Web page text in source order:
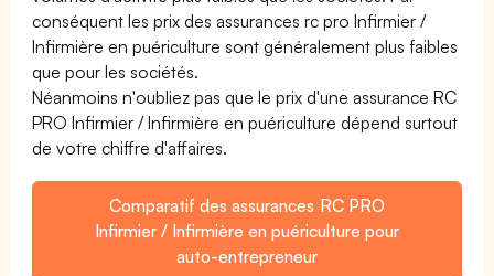
conséquent les prix des assurances rc pro Infirmier /
Infirmière en puériculture sont généralement plus faibles
que pour les sociétés.
Néanmoins n'oubliez pas que le prix d'une assurance RC
PRO Infirmier / Infirmière en puériculture dépend surtout
de votre chiffre d'affaires.
Comparatif des assurances RC PRO
Infirmier / Infirmière en puériculture pour
auto-entrepreneur